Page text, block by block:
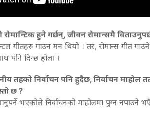
हुने गर्छन्, जीवन रोमान्समै
गीतहरु गाउन मन थियो । तर, रोमान्स गीत
पनि दिन्छ होला ।
तहको निर्वाचन पनि हुदैछ, निर्वाचन माहोल
छ ?
भएकोले निर्वाचनको माहोलमा पुग्न नपाउने